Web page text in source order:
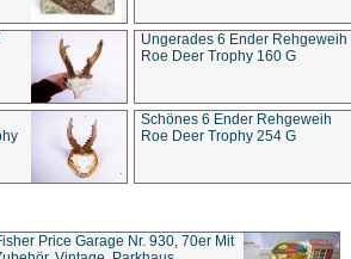
Ungerades 6 Ender Rehgeweih
Roe Deer Trophy 160 G
Schönes 6 Ender Rehgeweih
Roe Deer Trophy 254 G
Price Garage Nr. 930, 70er Mit